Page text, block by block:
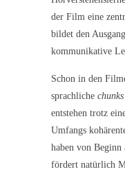
der Film eine
bildet den
kommunikative
Schon in den
sprachliche chunks
entstehen trotz
Umfangs
haben von Beginn
fördert natürlich